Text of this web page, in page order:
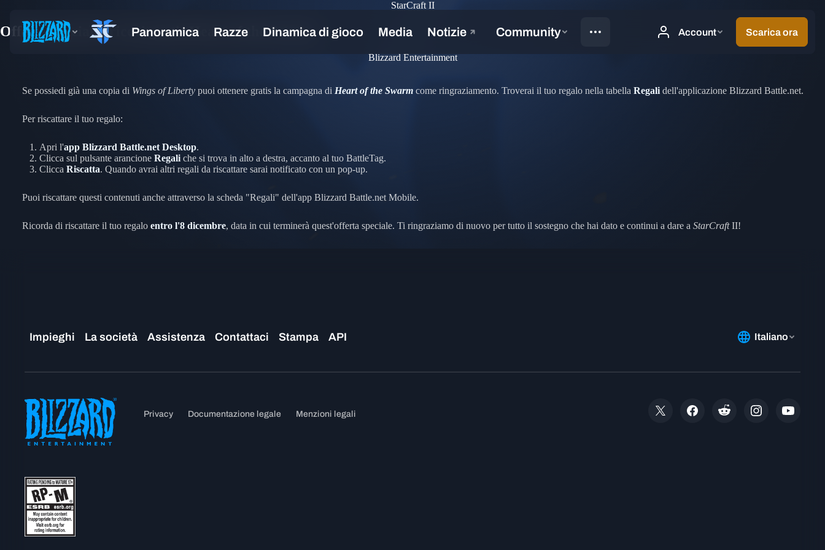
StarCraft II
Offerta speciale: ricevi gratis Heart of the Swarm
Blizzard Entertainment
Se possiedi già una copia di Wings of Libertypuoi ottenere gratis la campagna di Heart of the Swarm come ringraziamento. Troverai il tuo regalo nella tabella Regalidell'applicazione Blizzard Battle.net.
Per riscattare il tuo regalo:
Apri l'app Blizzard Battle.net Desktop.
Clicca sul pulsante arancione Regaliche si trova in alto a destra, accanto al tuo BattleTag.
Clicca Riscatta. Quando avrai altri regali da riscattare sarai notificato con un pop-up.
Puoi riscattare questi contenuti anche attraverso la scheda "Regali" dell'app Blizzard Battle.net Mobile.
Ricorda di riscattare il tuo regalo entro l'8 dicembre, data in cui terminerà quest'offerta speciale. Ti ringraziamo di nuovo per tutto il sostegno che hai dato e continui a dare a StarCraftII!